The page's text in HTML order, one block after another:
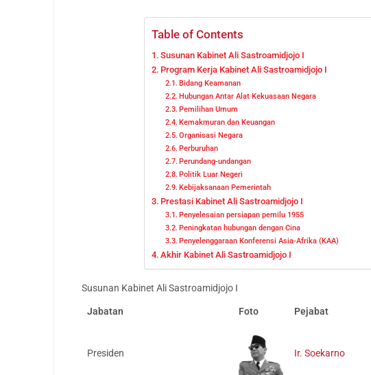
Table of Contents
Susunan Kabinet Ali Sastroamidjojo I
Program Kerja Kabinet Ali Sastroamidjojo I
Bidang Keamanan
Hubungan Antar Alat Kekuasaan Negara
Pemilihan Umum
Kemakmuran dan Keuangan
Organisasi Negara
Perburuhan
Perundang-undangan
Politik Luar Negeri
Kebijaksanaan Pemerintah
Prestasi Kabinet Ali Sastroamidjojo I
Penyelesaian persiapan pemilu 1955
Peningkatan hubungan dengan Cina
Penyelenggaraan Konferensi Asia-Afrika (KAA)
Akhir Kabinet Ali Sastroamidjojo I
Susunan Kabinet Ali Sastroamidjojo I
Jabatan Foto Pejabat
Presiden Ir. Soekarno